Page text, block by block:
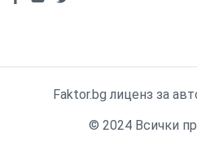
Faktor.bg лиценз за
© 2024 Всички